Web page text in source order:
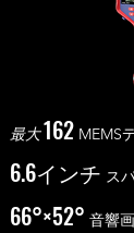
最大162 MEMS
6.6インチ ス
66°×52° 音響